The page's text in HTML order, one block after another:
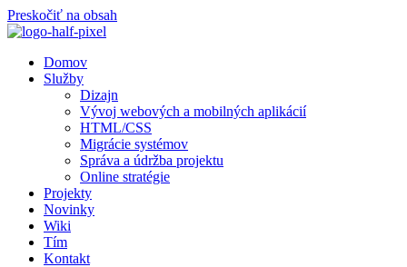
Preskočiť na obsah
Domov
Služby
Dizajn
Vývoj webových a mobilných aplikácií
HTML/CSS
Migrácie systémov
Správa a údržba projektu
Online stratégie
Projekty
Novinky
Wiki
Tím
Kontakt